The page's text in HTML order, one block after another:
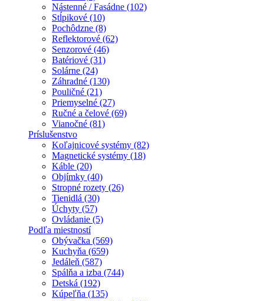
Nástenné / Fasádne (102)
Stĺpikové (10)
Pochôdzne (8)
Reflektorové (62)
Senzorové (46)
Batériové (31)
Solárne (24)
Záhradné (130)
Pouličné (21)
Priemyselné (27)
Ručné a čelové (69)
Vianočné (81)
Príslušenstvo
Koľajnicové systémy (82)
Magnetické systémy (18)
Káble (20)
Objímky (40)
Stropné rozety (26)
Tienidlá (30)
Úchyty (57)
Ovládanie (5)
Podľa miestností
Obývačka (569)
Kuchyňa (659)
Jedáleň (587)
Spálňa a izba (744)
Detská (192)
Kúpeľňa (135)